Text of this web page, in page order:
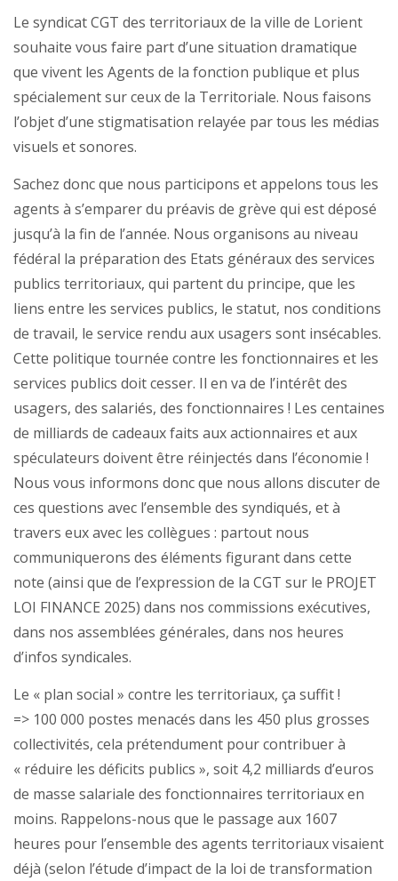
Le syndicat CGT des territoriaux de la ville de Lorient
souhaite vous faire part d’une situation dramatique
que vivent les Agents de la fonction publique et plus
spécialement sur ceux de la Territoriale. Nous faisons
l’objet d’une stigmatisation relayée par tous les médias
visuels et sonores.
Sachez donc que nous participons et appelons tous les
agents à s’emparer du préavis de grève qui est déposé
jusqu’à la fin de l’année. Nous organisons au niveau
fédéral la préparation des Etats généraux des services
publics territoriaux, qui partent du principe, que les
liens entre les services publics, le statut, nos conditions
de travail, le service rendu aux usagers sont insécables.
Cette politique tournée contre les fonctionnaires et les
services publics doit cesser. Il en va de l’intérêt des
usagers, des salariés, des fonctionnaires ! Les centaines
de milliards de cadeaux faits aux actionnaires et aux
spéculateurs doivent être réinjectés dans l’économie !
Nous vous informons donc que nous allons discuter de
ces questions avec l’ensemble des syndiqués, et à
travers eux avec les collègues : partout nous
communiquerons des éléments figurant dans cette
note (ainsi que de l’expression de la CGT sur le PROJET
LOI FINANCE 2025) dans nos commissions exécutives,
dans nos assemblées générales, dans nos heures
d’infos syndicales.
Le « plan social » contre les territoriaux, ça suffit !
=> 100 000 postes menacés dans les 450 plus grosses
collectivités, cela prétendument pour contribuer à
« réduire les déficits publics », soit 4,2 milliards d’euros
de masse salariale des fonctionnaires territoriaux en
moins. Rappelons-nous que le passage aux 1607
heures pour l’ensemble des agents territoriaux visaient
déjà (selon l’étude d’impact de la loi de transformation